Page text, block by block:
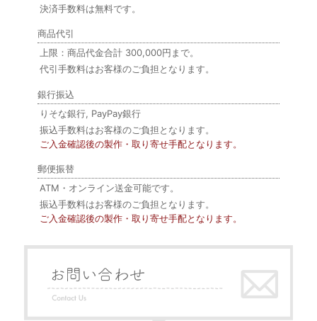
決済手数料は無料です。
商品代引
上限：商品代金合計 300,000円まで。
代引手数料はお客様のご負担となります。
銀行振込
りそな銀行, PayPay銀行
振込手数料はお客様のご負担となります。
ご入金確認後の製作・取り寄せ手配となります。
郵便振替
ATM・オンライン送金可能です。
振込手数料はお客様のご負担となります。
ご入金確認後の製作・取り寄せ手配となります。